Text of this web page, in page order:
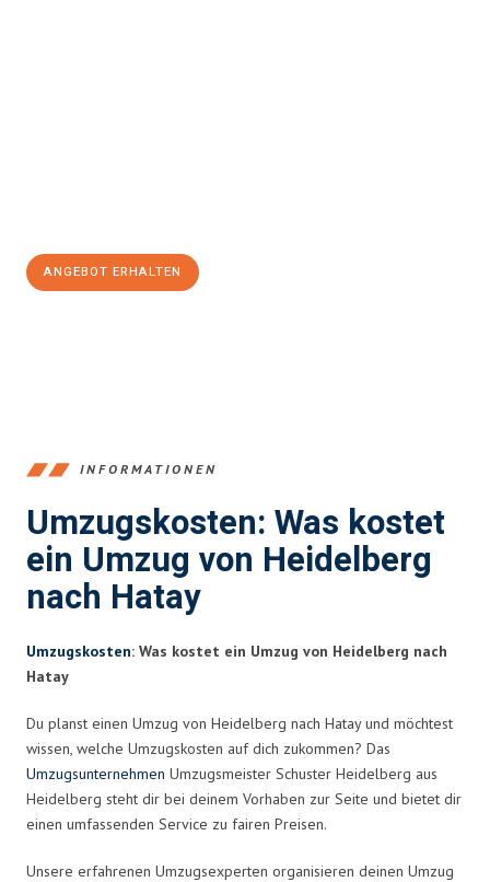
ANGEBOT ERHALTEN
INFORMATIONEN
Umzugskosten: Was kostet
ein Umzug von Heidelberg
nach Hatay
Umzugskosten: Was kostet ein Umzug von Heidelberg nach
Hatay
Du planst einen Umzug von Heidelberg nach Hatay und möchtest
wissen, welche Umzugskosten auf dich zukommen? Das
Umzugsunternehmen Umzugsmeister Schuster Heidelberg aus
Heidelberg steht dir bei deinem Vorhaben zur Seite und bietet dir
einen umfassenden Service zu fairen Preisen.
Unsere erfahrenen Umzugsexperten organisieren deinen Umzug